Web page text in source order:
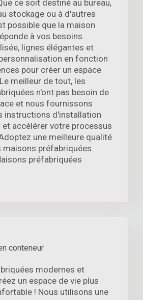
ce soit destiné au bureau,
stockage ou à d'autres
possible que la maison
à vos besoins.
lignes élégantes et
en fonction
pour créer un espace
meilleur de tout, les
n'ont pas besoin de
et nous fournissons
instructions d'installation
accélérer votre processus
une meilleure qualité
maisons préfabriquées
préfabriquées
conteneur
modernes et
un espace de vie plus
! Nous utilisons une